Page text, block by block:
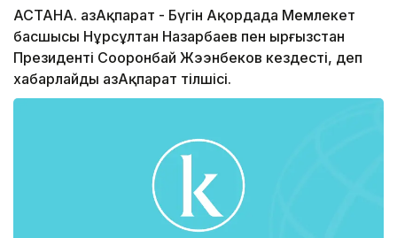
АСТАНА. ҚазАқпарат - Бүгін Ақордада Мемлекет
басшысы Нұрсұлтан Назарбаев пен Қырғызстан
Президенті Сооронбай Жээнбеков кездесті, деп
хабарлайды ҚазАқпарат тілшісі.